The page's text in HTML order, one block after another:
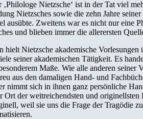
Nietzsche‘ ist in der Tat viel
Nietzsches sowie die zehn Jahre
ausübte. Zweitens war es nicht nur eine
und blieben immer die allerersten
hielt Nietzsche akademische
seiner akademischen Tätigkeit. Es
Maße. Wie alle anderen
aus den damaligen Hand- und
nimmt sich in ihnen ganz persönliche
Ort der weitreichendsten und
weil sie uns die Frage der Tragödie